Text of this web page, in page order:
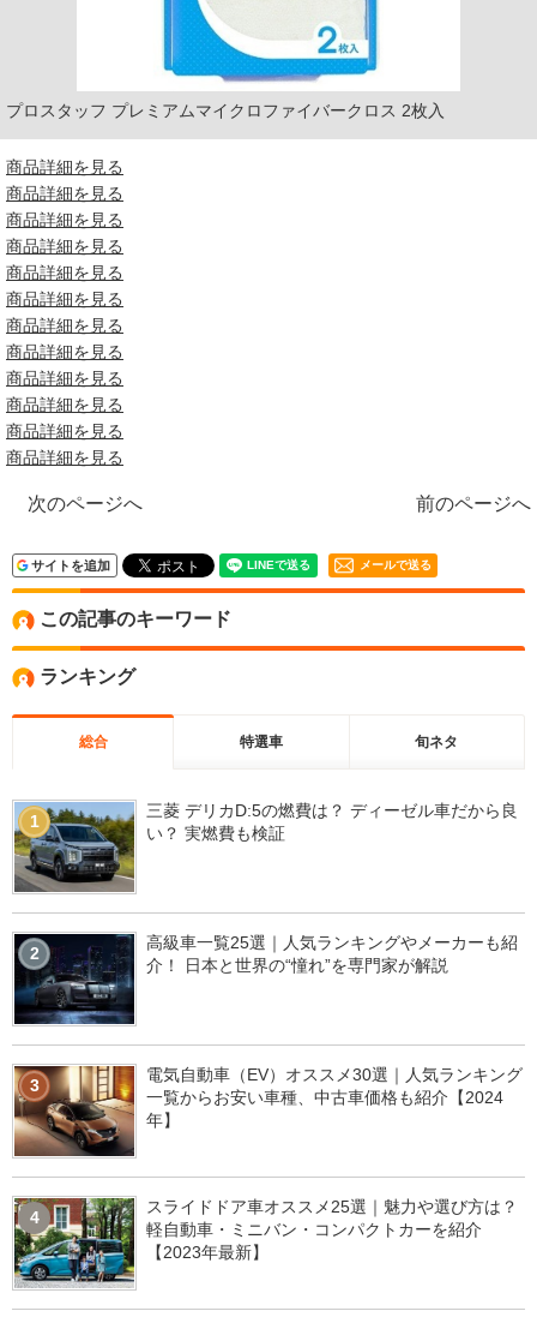
プロスタッフ プレミアムマイクロファイバークロス 2枚入
商品詳細を見る
商品詳細を見る
商品詳細を見る
商品詳細を見る
商品詳細を見る
商品詳細を見る
商品詳細を見る
商品詳細を見る
商品詳細を見る
商品詳細を見る
商品詳細を見る
商品詳細を見る
次のページへ 前のページへ
サイトを追加 メールで送る
この記事のキーワード
ランキング
総合 特選車 旬ネタ
1
三菱 デリカD:5の燃費は？ ディーゼル車だから良
い？ 実燃費も検証
2
高級車一覧25選｜人気ランキングやメーカーも紹
介！ 日本と世界の“憧れ”を専門家が解説
3
電気自動車（EV）オススメ30選｜人気ランキング
一覧からお安い車種、中古車価格も紹介【2024
年】
4
スライドドア車オススメ25選｜魅力や選び方は？
軽自動車・ミニバン・コンパクトカーを紹介
【2023年最新】